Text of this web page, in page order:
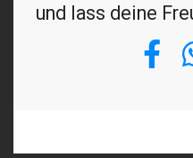
und lass deine